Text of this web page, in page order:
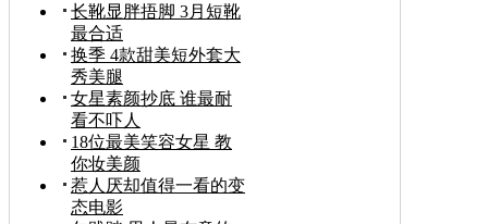
长靴显胖捂脚 3月短靴
最合适
换季 4款甜美短外套大
秀美腿
女星素颜抄底 谁最耐
看不吓人
18位最美笑容女星 教
你妆美颜
惹人厌却值得一看的变
态电影